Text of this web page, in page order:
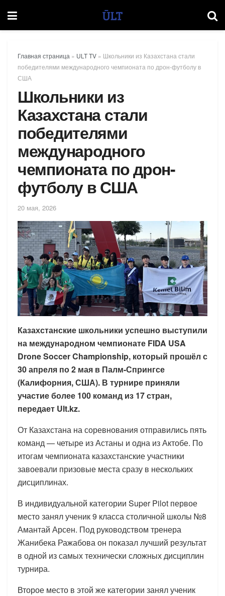
Главная страница » ULT TV » Школьники из Казахстана стали
победителями международного чемпионата по дрон-футболу в
США
Школьники из
Казахстана стали
победителями
международного
чемпионата по дрон-
футболу в США
20 мая, 2026
Казахстанские школьники успешно выступили
на международном чемпионате FIDA USA
Drone Soccer Championship, который прошёл с
30 апреля по 2 мая в Палм-Спрингсе
(Калифорния, США). В турнире приняли
участие более 100 команд из 17 стран,
передает Ult.kz.
От Казахстана на соревнования отправились пять
команд — четыре из Астаны и одна из Актобе. По
итогам чемпионата казахстанские участники
завоевали призовые места сразу в нескольких
дисциплинах.
В индивидуальной категории Super Pilot первое
место занял ученик 9 класса столичной школы №8
Амантай Арсен. Под руководством тренера
Жанибека Ражабова он показал лучший результат
в одной из самых технически сложных дисциплин
турнира.
Второе место в этой же категории занял ученик